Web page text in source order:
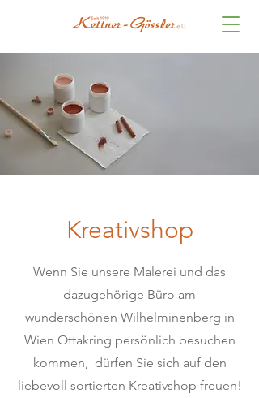
Kreativshop
Wenn Sie unsere Malerei und das
dazugehörige Büro am
wunderschönen Wilhelminenberg in
Wien Ottakring persönlich besuchen
kommen, dürfen Sie sich auf den
liebevoll sortierten Kreativshop freuen!